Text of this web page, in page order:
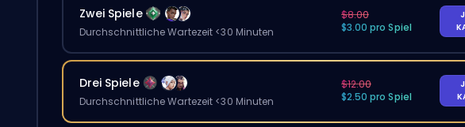
Zwei Spiele
Durchschnittliche Wartezeit <30 Minuten
$8.00
$3.00 pro Spiel
Drei Spiele
Durchschnittliche Wartezeit <30 Minuten
$12.00
$2.50 pro Spiel